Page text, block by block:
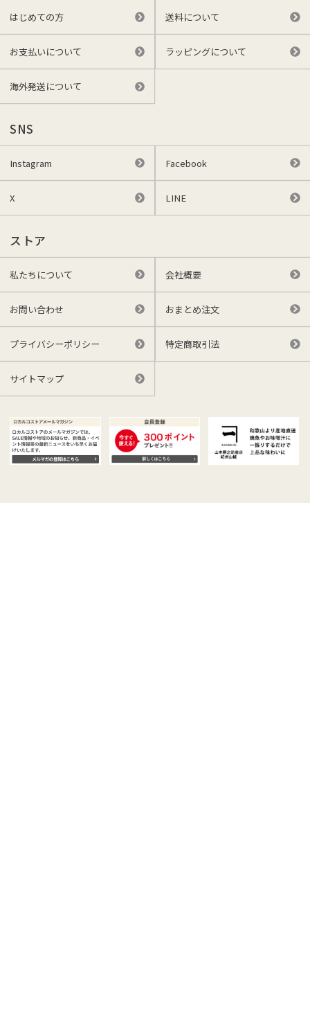
はじめての方 送料について
お支払いについて ラッピングについて
海外発送について
SNS
Instagram Facebook
X LINE
ストア
私たちについて 会社概要
お問い合わせ おまとめ注文
プライバシーポリシー 特定商取引法
サイトマップ